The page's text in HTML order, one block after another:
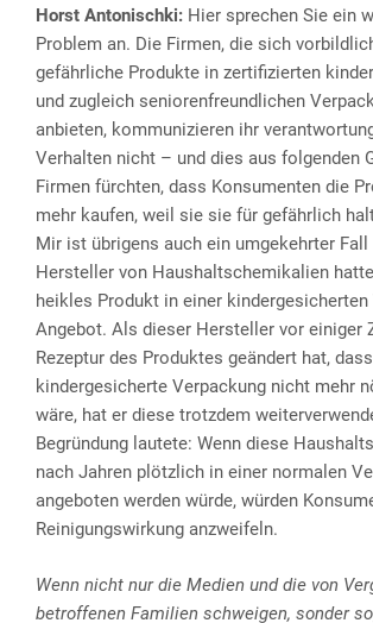
Horst Antonischki: Hier sprechen Sie ein
Problem an. Die Firmen, die sich
gefährliche Produkte in zertifizierten
und zugleich seniorenfreundlichen
anbieten, kommunizieren ihr
Verhalten nicht – und dies aus folgenden
Firmen fürchten, dass Konsumenten die
mehr kaufen, weil sie sie für gefährlich
Mir ist übrigens auch ein umgekehrter
Hersteller von Haushaltschemikalien
heikles Produkt in einer
Angebot. Als dieser Hersteller vor einiger
Rezeptur des Produktes geändert hat,
kindergesicherte Verpackung nicht mehr
wäre, hat er diese trotzdem
Begründung lautete: Wenn diese
nach Jahren plötzlich in einer normalen
angeboten werden würde, würden
Reinigungswirkung anzweifeln.
Wenn nicht nur die Medien und die von
betroffenen Familien schweigen, sonder